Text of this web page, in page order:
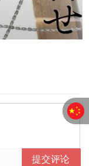
提交评论